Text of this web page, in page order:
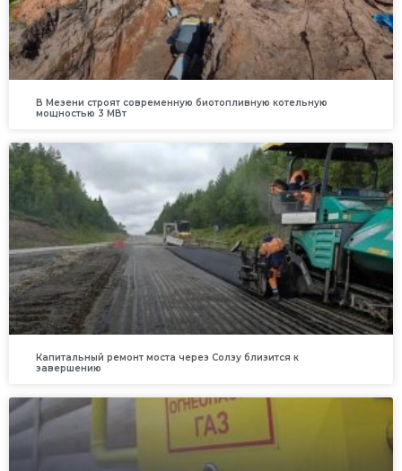
В Мезени строят современную биотопливную котельную
мощностью 3 МВт
Капитальный ремонт моста через Солзу близится к
завершению